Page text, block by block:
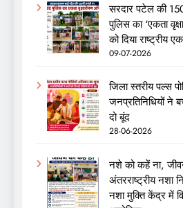
सरदार पटेल की
पुलिस का ‘एकता
को दिया राष्ट्रीय
09-07-2026
जिला स्तरीय पल्स
जनप्रतिनिधियों ने
दो बूंद
28-06-2026
नशे को कहें ना,
अंतरराष्ट्रीय नशा
नशा मुक्ति केंद्र में